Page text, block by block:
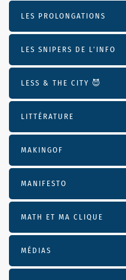
LES PROLONGATIONS
LES SNIPERS DE L’INFO
LESS & THE CITY 😈
LITTÉRATURE
MAKINGOF
MANIFESTO
MATH ET MA CLIQUE
MÉDIAS